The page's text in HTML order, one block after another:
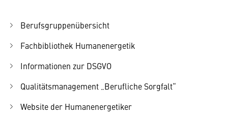
Berufsgruppenübersicht
Fachbibliothek Humanenergetik
Informationen zur DSGVO
Qualitätsmanagement „Berufliche Sorgfalt“
Website der Humanenergetiker